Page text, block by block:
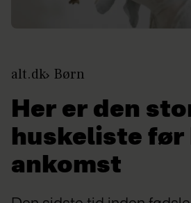
alt.dk Børn
Her er den
huskeliste før
ankomst